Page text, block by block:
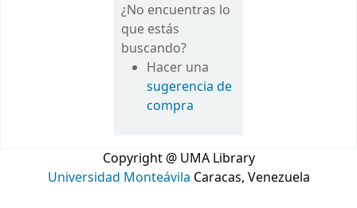
¿No encuentras lo
que estás
buscando?
Hacer una
sugerencia de
compra
Copyright @ UMA Library
Universidad Monteávila Caracas, Venezuela